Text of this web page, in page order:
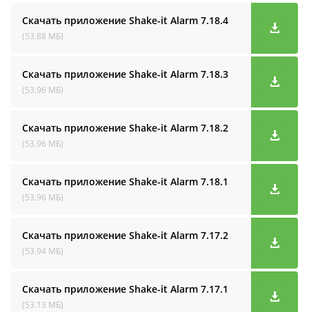
Скачать приложение Shake-it Alarm 7.18.4
(53.88 МБ)
Скачать приложение Shake-it Alarm 7.18.3
(53.96 МБ)
Скачать приложение Shake-it Alarm 7.18.2
(53.96 МБ)
Скачать приложение Shake-it Alarm 7.18.1
(53.96 МБ)
Скачать приложение Shake-it Alarm 7.17.2
(53.94 МБ)
Скачать приложение Shake-it Alarm 7.17.1
(53.13 МБ)